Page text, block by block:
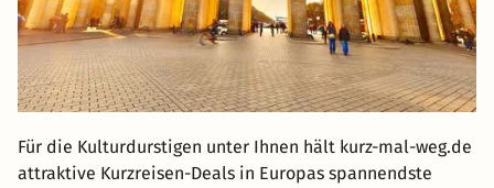
Für die Kulturdurstigen unter Ihnen hält kurz-mal-weg.de
attraktive Kurzreisen-Deals in Europas spannendste